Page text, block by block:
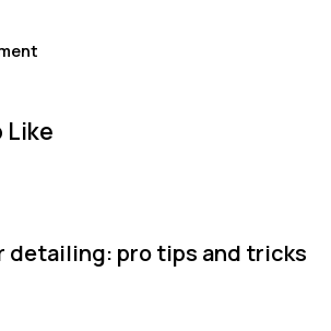
Like
detailing: pro tips and tricks